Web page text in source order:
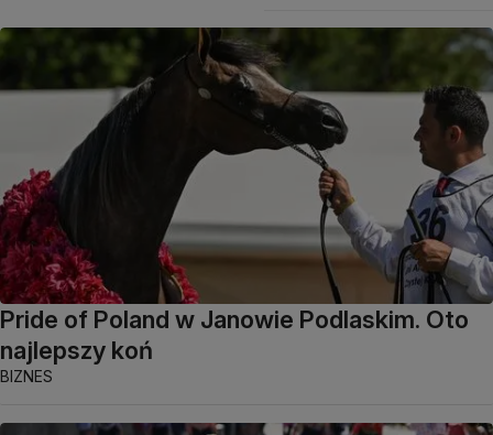
Pride of Poland w Janowie Podlaskim. Oto
najlepszy koń
BIZNES